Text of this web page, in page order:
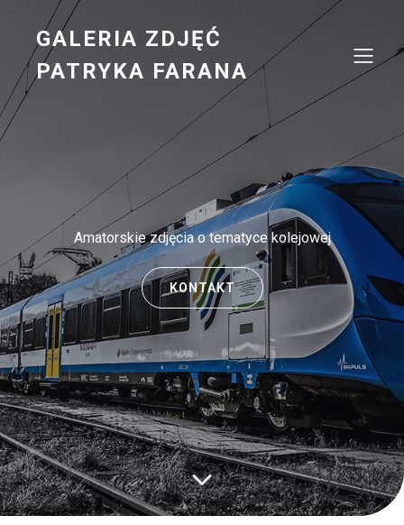
GALERIA ZDJĘĆ
PATRYKA FARANA
Amatorskie zdjęcia o tematyce kolejowej
KONTAKT